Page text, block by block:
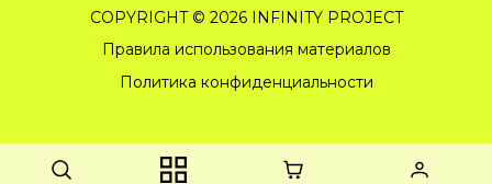
COPYRIGHT © 2026 INFINITY PROJECT
Правила использования материалов
Политика конфиденциальности